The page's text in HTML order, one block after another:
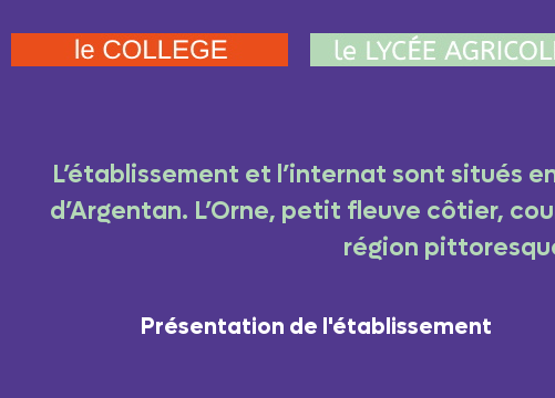
L’établissement et l’internat sont situés
d’Argentan. L’Orne, petit fleuve côtier,
région
Présentation de l'établissement